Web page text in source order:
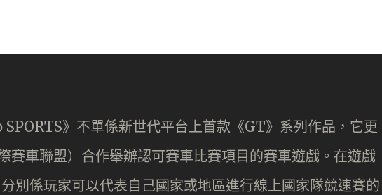
》不單係新世代平台上首款《GT》系列作品，它更
賽車聯盟）合作舉辦認可賽車比賽項目的賽車遊戲。在遊戲
別係玩家可以代表自己國家或地區進行線上國家隊競速賽的